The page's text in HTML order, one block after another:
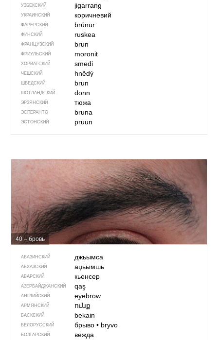
УЗБЕКСКИЙ jigarrang
УКРАИНСКИЙ коричневий
ФАРЕРСКИЙ brúnur
ФИНСКИЙ ruskea
ФРАНЦУЗСКИЙ brun
ФРИУЛЬСКИЙ moronit
ХОРВАТСКИЙ smeđi
ЧЕШСКИЙ hnědý
ШВЕДСКИЙ brun
ШОТЛАНДСКИЙ donn
ЭРЗЯНСКИЙ тюжа
ЭСПЕРАНТО bruna
ЭСТОНСКИЙ pruun
40 – бровь
АБАЗИНСКИЙ джьымса
АБХАЗСКИЙ аџьымшь
АВАРСКИЙ кьенсер
АЗЕРБАЙДЖАН­СКИЙ qaş
АНГЛИЙСКИЙ eyebrow
АРМЯНСКИЙ ունք
БАСКСКИЙ bekain
БЕЛОРУССКИЙ брыво• bryvo
БОЛГАРСКИЙ вежда